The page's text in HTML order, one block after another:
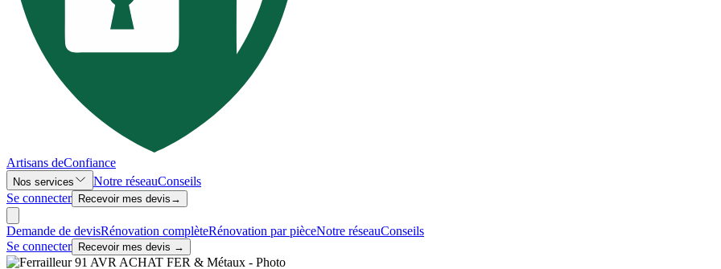
Artisans deConfiance
Nos services Notre réseauConseils
Se connecter
Recevoir mes devis →
Demande de devisRénovation complèteRénovation par pièceNotre réseauConseils
Se connecter
Recevoir mes devis →